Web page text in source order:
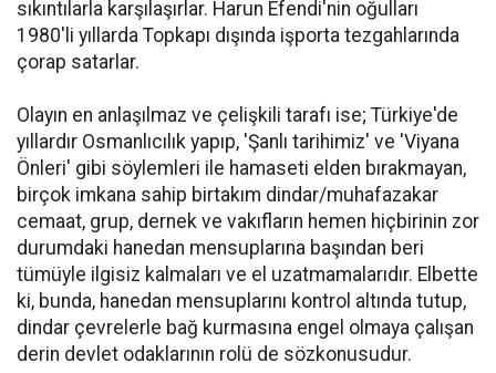
sıkıntılarla karşılaşırlar. Harun Efendi'nin oğulları
1980'li yıllarda Topkapı dışında işporta tezgahlarında
çorap satarlar.
Olayın en anlaşılmaz ve çelişkili tarafı ise; Türkiye'de
yıllardır Osmanlıcılık yapıp, 'Şanlı tarihimiz' ve 'Viyana
Önleri' gibi söylemleri ile hamaseti elden bırakmayan,
birçok imkana sahip birtakım dindar/muhafazakar
cemaat, grup, dernek ve vakıfların hemen hiçbirinin zor
durumdaki hanedan mensuplarına başından beri
tümüyle ilgisiz kalmaları ve el uzatmamalarıdır. Elbette
ki, bunda, hanedan mensuplarını kontrol altında tutup,
dindar çevrelerle bağ kurmasına engel olmaya çalışan
derin devlet odaklarının rolü de sözkonusudur.